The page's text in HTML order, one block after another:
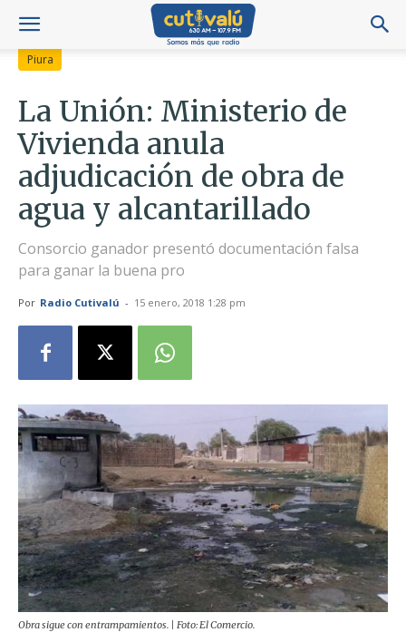
Piura
La Unión: Ministerio de
Vivienda anula
adjudicación de obra de
agua y alcantarillado
Consorcio ganador presentó documentación falsa
para ganar la buena pro
Por Radio Cutivalú - 15 enero, 2018 1:28 pm
Obra sigue con entrampamientos. | Foto: El Comercio.